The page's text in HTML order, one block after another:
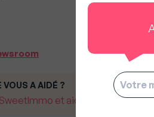
VOUS A AIDÉ ?
et aidez-nous à rester